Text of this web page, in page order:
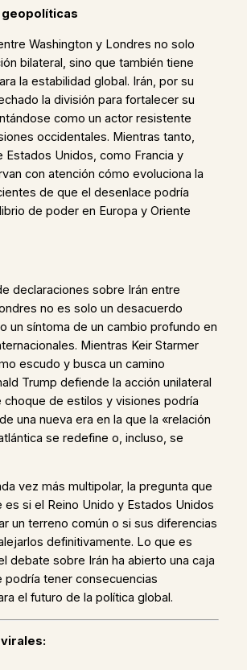
Washington y Londres no solo
bilateral, sino que también tiene
la estabilidad global. Irán, por su
la división para fortalecer su
como un actor resistente
occidentales. Mientras tanto,
Estados Unidos, como Francia y
con atención cómo evoluciona la
de que el desenlace podría
de poder en Europa y Oriente
declaraciones sobre Irán entre
no es solo un desacuerdo
un síntoma de un cambio profundo en
Mientras Keir Starmer
escudo y busca un camino
Trump defiende la acción unilateral
choque de estilos y visiones podría
una nueva era en la que la «relación
se redefine o, incluso, se
vez más multipolar, la pregunta que
es si el Reino Unido y Estados Unidos
un terreno común o si sus diferencias
definitivamente. Lo que es
debate sobre Irán ha abierto una caja
podría tener consecuencias
el futuro de la política global.